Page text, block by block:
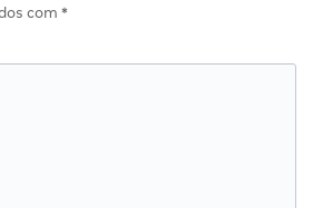
com *